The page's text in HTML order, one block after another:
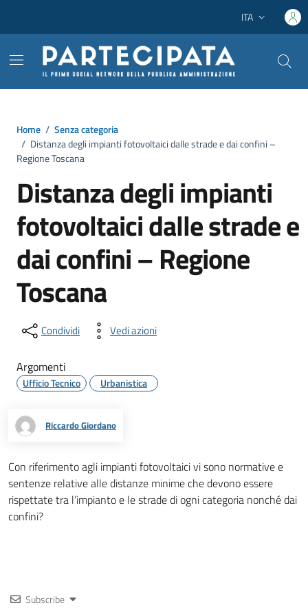
Lingua attiva:
ITA
Home / Senza categoria
/ Distanza degli impianti fotovoltaici dalle strade e dai confini –
Regione Toscana
Distanza degli impianti
fotovoltaici dalle strade e
dai confini – Regione
Toscana
Condividi Vedi azioni
Argomenti
Ufficio Tecnico Urbanistica
Riccardo Giordano
Con riferimento agli impianti fotovoltaici vi sono normative e
sentenze relative alle distanze minime che devono essere
rispettate tra l’impianto e le strade di ogni categoria nonché dai
confini?
Subscribe